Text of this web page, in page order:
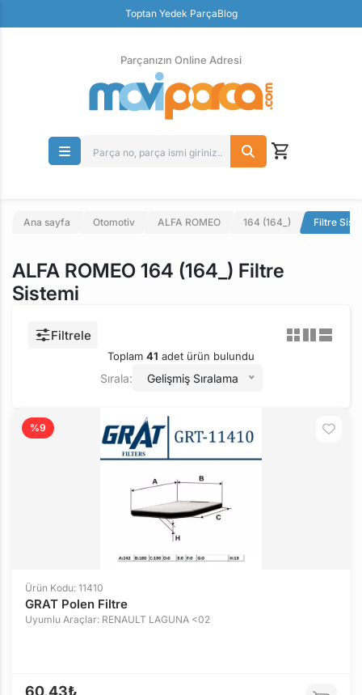
Toptan Yedek ParçaBlog
100% Orjinal Ürün
Güvenli Ödeme
Ücretsiz İade
Parçanızın Online Adresi
Ana sayfa Otomotiv ALFA ROMEO 164 (164_) Filtre
ALFA ROMEO 164 (164_) Filtre
Sistemi
Filtrele
Toplam 41 adet ürün bulundu
Sırala: Gelişmiş Sıralama
%9
Ürün Kodu: 11410
GRAT Polen Filtre
Uyumlu Araçlar: RENAULT LAGUNA <02
60,43₺